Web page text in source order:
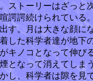
ストーリーはざっと
諤続けられている
す。月は大きな顔に
した科学者達が地下
キノコとなって伸び
となって消えてしま
し、科学者は隙を見